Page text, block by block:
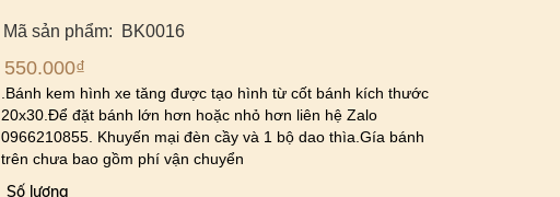
Mã sản phẩm: BK0016
550.000₫
.Bánh kem hình xe tăng được tạo hình từ cốt bánh kích thước
20x30.Để đặt bánh lớn hơn hoặc nhỏ hơn liên hệ Zalo
0966210855. Khuyến mại đèn cầy và 1 bộ dao thìa.Gía bánh
trên chưa bao gồm phí vận chuyển
Số lượng